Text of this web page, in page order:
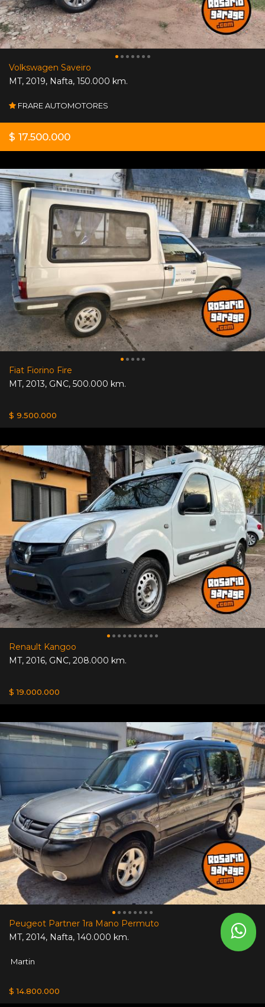
Volkswagen Saveiro
MT, 2019, Nafta, 150.000 km.
FRARE AUTOMOTORES
$ 17.500.000
Fiat Fiorino Fire
MT, 2013, GNC, 500.000 km.
$ 9.500.000
Renault Kangoo
MT, 2016, GNC, 208.000 km.
$ 19.000.000
Peugeot Partner 1ra Mano Permuto
MT, 2014, Nafta, 140.000 km.
Martin
$ 14.800.000